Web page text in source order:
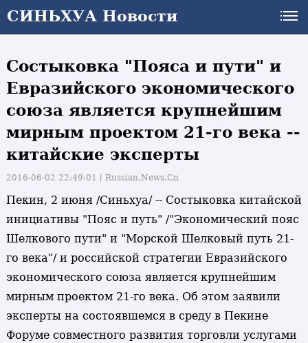
СИНЬХУА Новости
Состыковка "Пояса и пути" и
Евразийского экономического
союза является крупнейшим
мирным проектом 21-го века --
китайские эксперты
2016-06-02 22:49:01丨 Russian.News.Cn
Пекин, 2 июня /Синьхуа/ -- Состыковка китайской
инициативы "Пояс и путь" /"Экономический пояс
Шелкового пути" и "Морской Шелковый путь 21-
го века"/ и российской стратегии Евразийского
экономического союза является крупнейшим
мирным проектом 21-го века. Об этом заявили
эксперты на состоявшемся в среду в Пекине
Форуме совместного развития торговли услугами